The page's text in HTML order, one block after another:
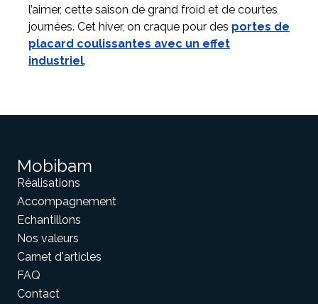
l’aimer, cette saison de grand froid et de courtes
journées. Cet hiver, on craque pour des portes de
placard coulissantes avec un effet
industriel.
Mobibam
Réalisations
Accompagnement
Echantillons
Nos valeurs
Carnet d'articles
FAQ
Contact